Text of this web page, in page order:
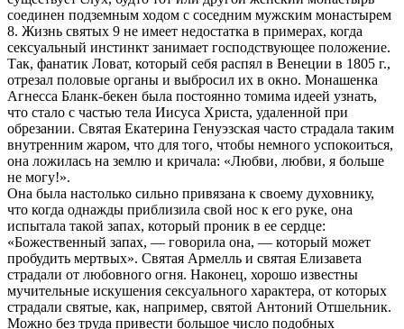
соединен подземным ходом с соседним мужским монастырем
8. Жизнь святых 9 не имеет недостатка в примерах, когда
сексуальный инстинкт занимает господствующее положение.
Так, фанатик Ловат, который себя распял в Венеции в 1805 г.,
отрезал половые органы и выбросил их в окно. Монашенка
Агнесса Бланк-бекен была постоянно томима идеей узнать,
что стало с частью тела Иисуса Христа, удаленной при
обрезании. Святая Екатерина Генуэзская часто страдала таким
внутренним жаром, что для того, чтобы немного успокоиться,
она ложилась на землю и кричала: «Любви, любви, я больше
не могу!».
Она была настолько сильно привязана к своему духовнику,
что когда однажды приблизила свой нос к его руке, она
испытала такой запах, который проник в ее сердце:
«Божественный запах, — говорила она, — который может
пробудить мертвых». Святая Армелль и святая Елизавета
страдали от любовного огня. Наконец, хорошо известны
мучительные искушения сексуального характера, от которых
страдали святые, как, например, святой Антоний Отшельник.
Можно без труда привести большое число подобных